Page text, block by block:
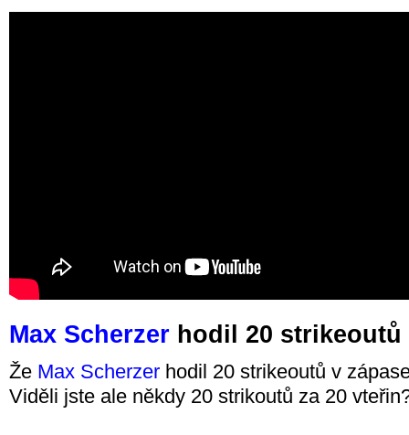
Max Scherzer hodil 20 strikeoutů
Že Max Scherzer hodil 20 strikeoutů v
Viděli jste ale někdy 20 strikoutů za 20